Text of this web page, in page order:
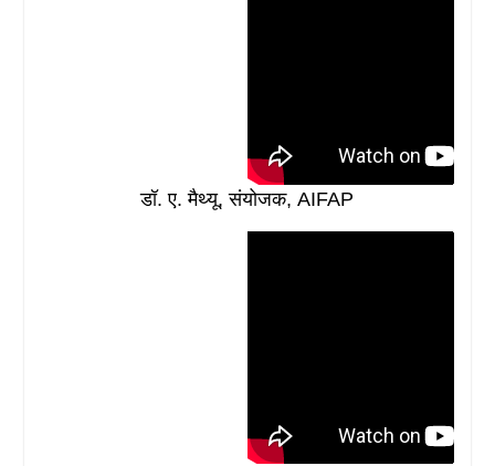
डॉ. ए. मैथ्यू, संयोजक, AIFAP